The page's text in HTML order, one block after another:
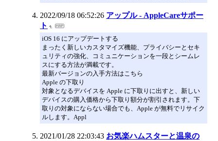
2022/09/18 06:52:26 アップル - AppleCareサポー
ト
iOS 16 にアップデートする
まったく新しいカスタマイズ機能、プライバシーとセキ
ュリティの強化、コミュニケーションを一段とシームレ
スにする方法が満載です。
最新バージョンの入手方法はこちら
Apple の下取り
対象となるデバイスを Apple に下取りに出すと、新しい
デバイスの購入価格から下取り額分が割引されます。下
取りの対象にならない場合でも、Apple が無料でリサイク
ルします。Appl
2021/01/28 22:03:43 お気楽ハムスターと温泉の